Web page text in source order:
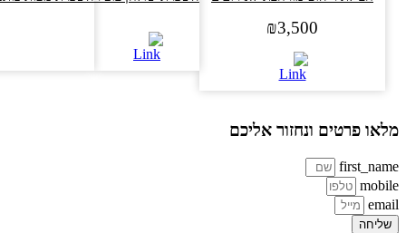
₪3,500
פרטים ונחזור אליכם
שליחה